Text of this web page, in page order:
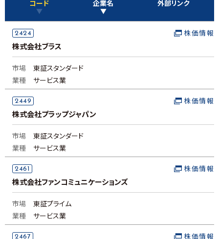
コード
▼
企業名
▼
外部リンク
2424
株式会社ブラス
株価情報
市場
東証スタンダード
業種
サービス業
2449
株式会社プラップジャパン
株価情報
市場
東証スタンダード
業種
サービス業
2461
株式会社ファンコミュニケーションズ
株価情報
市場
東証プライム
業種
サービス業
2467 株価情報